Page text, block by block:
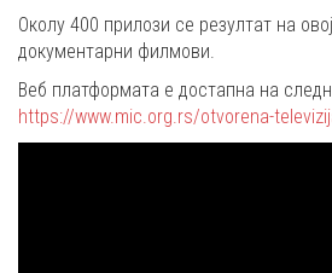
Околу 400 прилози се резултат на
документарни филмови.
Веб платформата е достапна на
https://www.mic.org.rs/otvorena-